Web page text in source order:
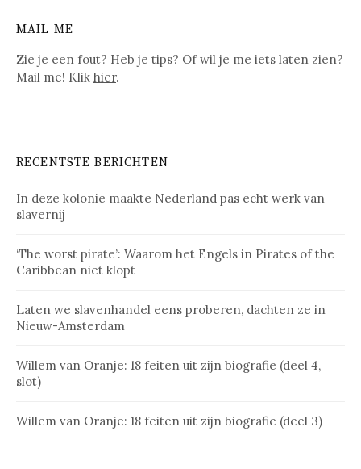
MAIL ME
Zie je een fout? Heb je tips? Of wil je me iets laten zien?
Mail me! Klik hier.
RECENTSTE BERICHTEN
In deze kolonie maakte Nederland pas echt werk van
slavernij
‘The worst pirate’: Waarom het Engels in Pirates of the
Caribbean niet klopt
Laten we slavenhandel eens proberen, dachten ze in
Nieuw-Amsterdam
Willem van Oranje: 18 feiten uit zijn biografie (deel 4,
slot)
Willem van Oranje: 18 feiten uit zijn biografie (deel 3)